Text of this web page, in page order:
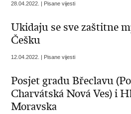
28.04.2022. | Pisane vijesti
Ukidaju se sve zaštitne
Češku
12.04.2022. | Pisane vijesti
Posjet gradu Břeclavu
Charvátská Nová Ves) i
Moravska